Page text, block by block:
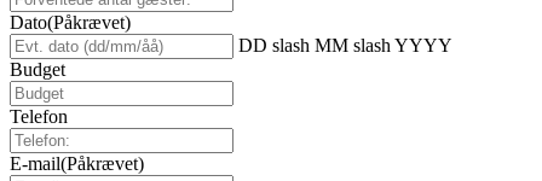
Dato(Påkrævet)
DD slash MM slash YYYY
Budget
Telefon
E-mail(Påkrævet)